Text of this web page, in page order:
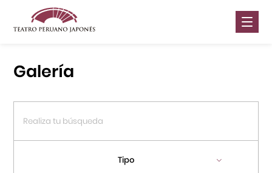
Galería
Tipo